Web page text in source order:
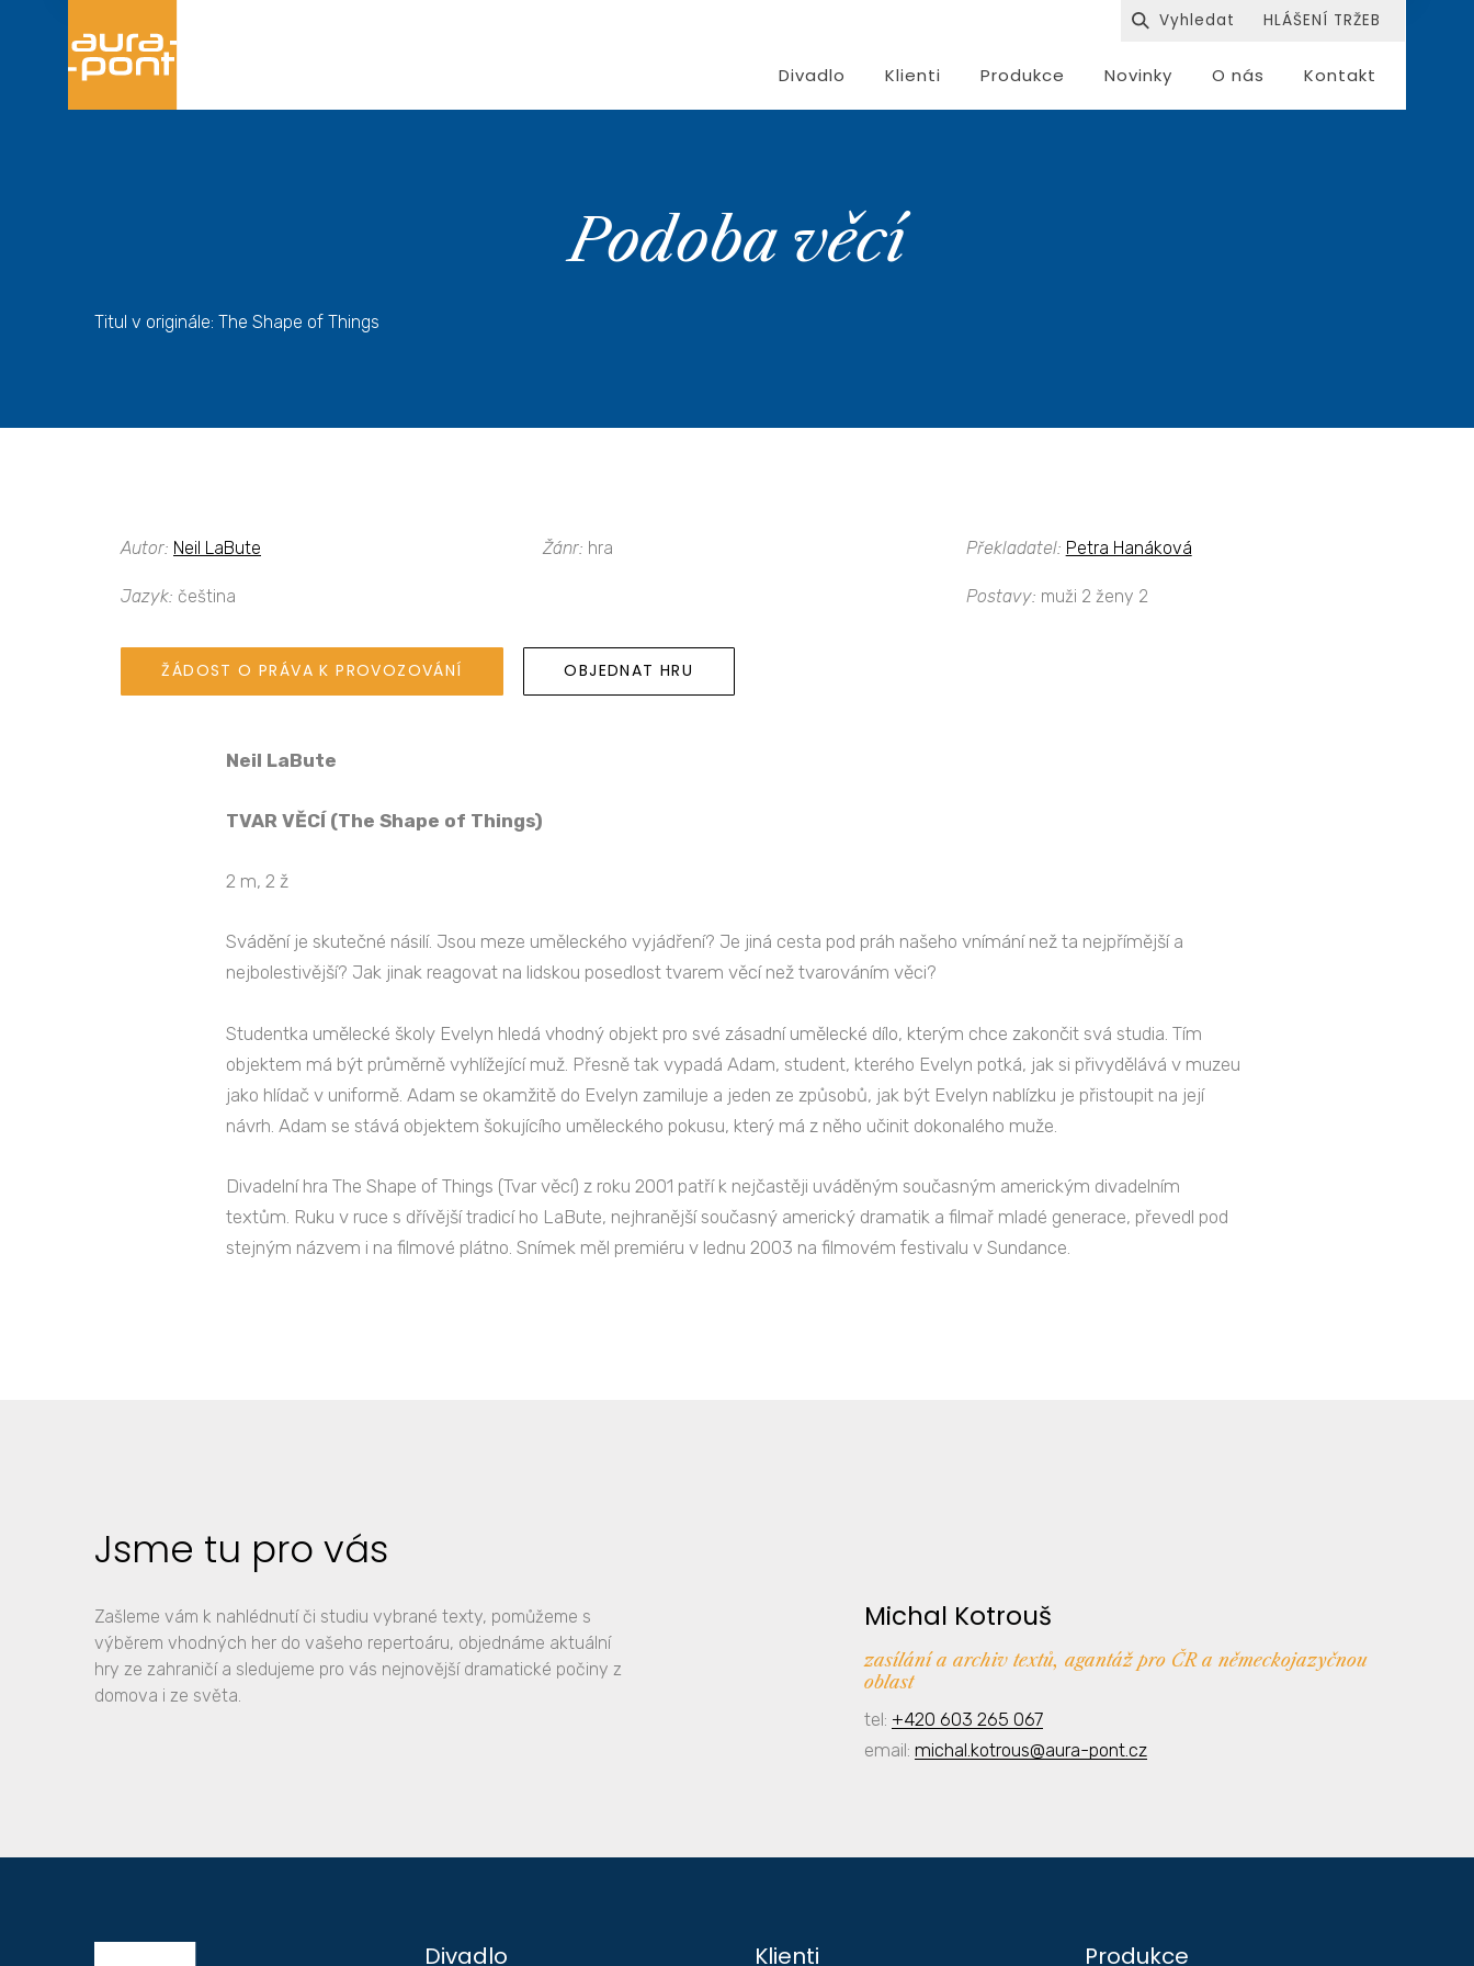
Divadlo Klienti Produkce Novinky O nás Kontakt
HLÁŠENÍ TRŽEB
Podoba věcí
Titul v originále: The Shape of Things
Autor: Neil LaBute Žánr: hra Překladatel: Petra Hanáková
Jazyk: čeština Postavy: muži 2 ženy 2
ŽÁDOST O PRÁVA K PROVOZOVÁNÍ OBJEDNAT HRU
Neil LaBute
TVAR VĚCÍ (The Shape of Things)
2 m, 2 ž
Svádění je skutečné násilí. Jsou meze uměleckého vyjádření? Je jiná cesta pod práh našeho vnímání než ta nejpřímější a
nejbolestivější? Jak jinak reagovat na lidskou posedlost tvarem věcí než tvarováním věci?
Studentka umělecké školy Evelyn hledá vhodný objekt pro své zásadní umělecké dílo, kterým chce zakončit svá studia. Tím
objektem má být průměrně vyhlížející muž. Přesně tak vypadá Adam, student, kterého Evelyn potká, jak si přivydělává v muzeu
jako hlídač v uniformě. Adam se okamžitě do Evelyn zamiluje a jeden ze způsobů, jak být Evelyn nablízku je přistoupit na její
návrh. Adam se stává objektem šokujícího uměleckého pokusu, který má z něho učinit dokonalého muže.
Divadelní hra The Shape of Things (Tvar věcí) z roku 2001 patří k nejčastěji uváděným současným americkým divadelním
textům. Ruku v ruce s dřívější tradicí ho LaBute, nejhranější současný americký dramatik a filmař mladé generace, převedl pod
stejným názvem i na filmové plátno. Snímek měl premiéru v lednu 2003 na filmovém festivalu v Sundance.
Jsme tu pro vás
Zašleme vám k nahlédnutí či studiu vybrané texty, pomůžeme s
výběrem vhodných her do vašeho repertoáru, objednáme aktuální
hry ze zahraničí a sledujeme pro vás nejnovější dramatické počiny z
domova i ze světa.
Michal Kotrouš
zasílání a archiv textů, agantáž pro ČR a německojazyčnou
oblast
tel: +420 603 265 067
email:michal.kotrous@aura-pont.cz
Divadlo Klienti Produkce